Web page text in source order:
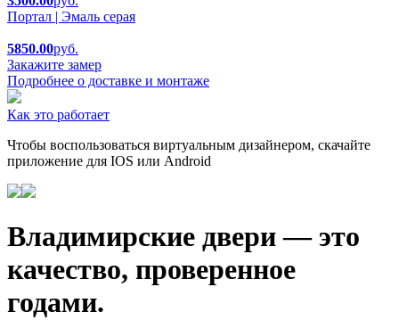
Портал | Эмаль серая
5850.00руб.
Закажите замер
Подробнее о доставке и монтаже
Как это работает
Чтобы воспользоваться виртуальным дизайнером, скачайте
приложение для IOS или Android
Владимирские двери — это
качество, проверенное
годами.